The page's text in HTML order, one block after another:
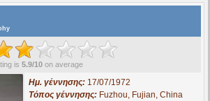
is 5.9/10 on average
Ημ. γέννησης:17/07/1972
Τόπος γέννησης:Fuzhou, Fujian, China